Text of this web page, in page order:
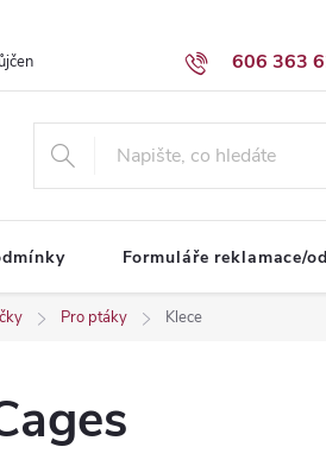
606 363
dodávky Obchodní podmínky
Formuláře reklamace/
Pro ptáky Klece